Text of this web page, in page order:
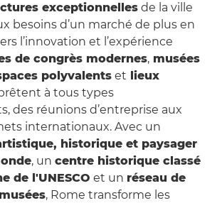
exceptionnellesde la ville
besoins d’un marché de plus en
l’innovation et l’expérience
de congrès modernes,musées
polyvalentset lieux
à tous types
des réunions d’entreprise aux
internationaux. Avec un
historique et paysager
, un centre historique classé
de l'UNESCO et un réseau de
, Rome transforme les